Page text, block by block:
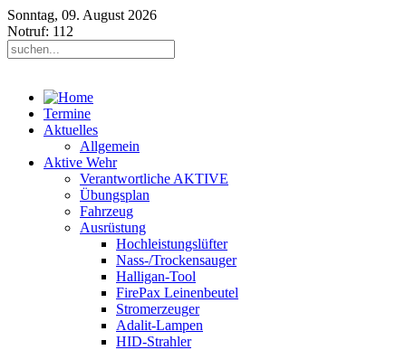
Sonntag, 09. August 2026
Notruf: 112
Termine
Aktuelles
Allgemein
Aktive Wehr
Verantwortliche AKTIVE
Übungsplan
Fahrzeug
Ausrüstung
Hochleistungslüfter
Nass-/Trockensauger
Halligan-Tool
FirePax Leinenbeutel
Stromerzeuger
Adalit-Lampen
HID-Strahler